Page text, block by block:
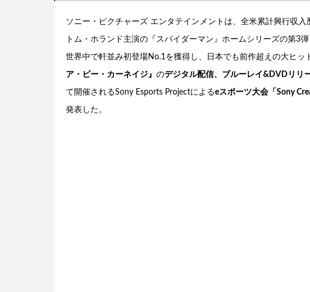
ソニー・ピクチャーズ エンタテインメントは、全米累計興行収
トム・ホランド主演の『スパイダーマン』ホームシリーズの第3弾
世界中で軒並み初登場No.1を獲得し、日本でも前作超えの大ヒッ
ア・ビー・カーネイジ』 のデジタル配信、ブルーレイ&DVDリリ
て開催されるSony Esports Projectによるeスポーツ大会「Sony
発表した。